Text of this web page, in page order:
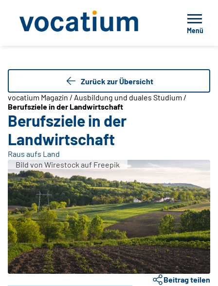
Menü
Zurück zur Übersicht
vocatium Magazin / Ausbildung und duales Studium /
Berufsziele in der Landwirtschaft
Berufsziele in der
Landwirtschaft
Raus aufs Land
Bild von Wirestock auf Freepik
Beitrag teilen